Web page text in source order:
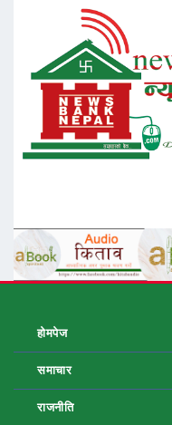
होमपेज
समाचार
राजनीति